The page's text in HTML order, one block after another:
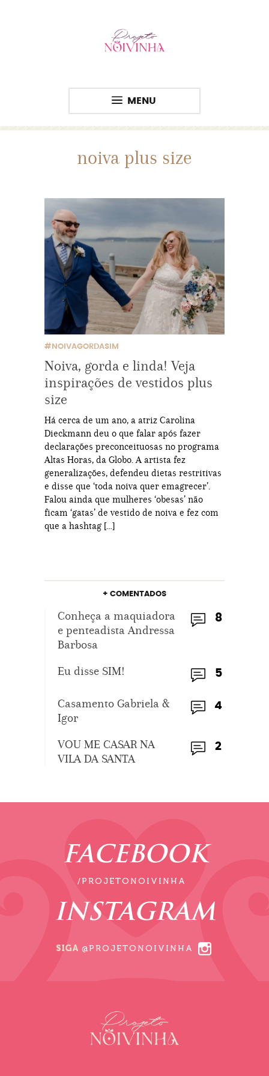
MENU
noiva plus size
#NOIVAGORDASIM
Noiva, gorda e linda! Veja
inspirações de vestidos plus
size
Há cerca de um ano, a atriz Carolina
Dieckmann deu o que falar após fazer
declarações preconceituosas no programa
Altas Horas, da Globo. A artista fez
generalizações, defendeu dietas restritivas
e disse que ‘toda noiva quer emagrecer’.
Falou ainda que mulheres ‘obesas’ não
ficam ‘gatas’ de vestido de noiva e fez com
que a hashtag […]
+ COMENTADOS
8
Conheça a maquiadora
e penteadista Andressa
Barbosa
5
Eu disse SIM!
4
Casamento Gabriela &
Igor
2
VOU ME CASAR NA
VILA DA SANTA
FACEBOOK
/PROJETONOIVINHA
INSTAGRAM
SIGA @PROJETONOIVINHA